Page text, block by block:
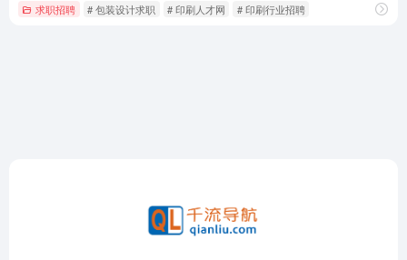
求职招聘 # 包装设计求职 # 印刷人才网 # 印刷行业招聘